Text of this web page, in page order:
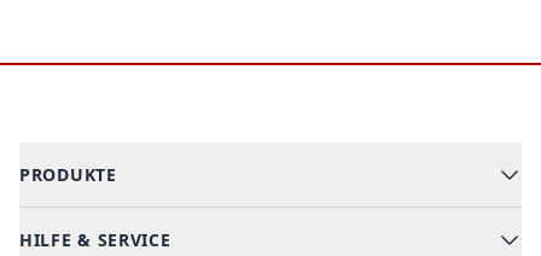
PRODUKTE
Alle Kategorien
HILFE & SERVICE